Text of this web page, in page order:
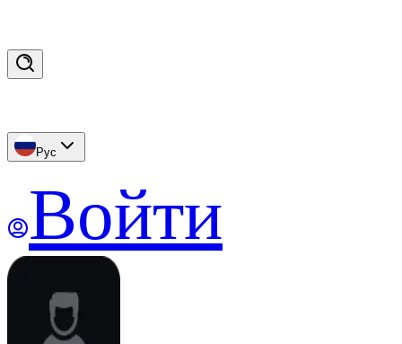
Рус
Войти